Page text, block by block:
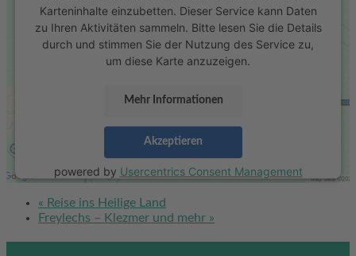
Karteninhalte einzubetten. Dieser Service kann Daten
zu Ihren Aktivitäten sammeln. Bitte lesen Sie die Details
durch und stimmen Sie der Nutzung des Service zu,
um diese Karte anzuzeigen.
Mehr Informationen
Akzeptieren
powered by Usercentrics Consent Management
« Reise ins Heilige Land
Freylechs – Klezmer und mehr »